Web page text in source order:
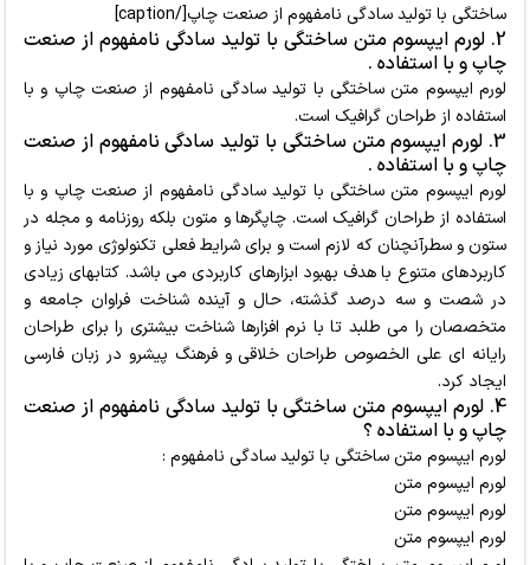
ساختگی با تولید سادگی نامفهوم از صنعت چاپ[/caption]
2. لورم ایپسوم متن ساختگی با تولید سادگی نامفهوم از صنعت
چاپ و با استفاده .
لورم ایپسوم متن ساختگی با تولید سادگی نامفهوم از صنعت چاپ و با
استفاده از طراحان گرافیک است.
3. لورم ایپسوم متن ساختگی با تولید سادگی نامفهوم از صنعت
چاپ و با استفاده .
لورم ایپسوم متن ساختگی با تولید سادگی نامفهوم از صنعت چاپ و با
استفاده از طراحان گرافیک است. چاپگرها و متون بلکه روزنامه و مجله در
ستون و سطرآنچنان که لازم است و برای شرایط فعلی تکنولوژی مورد نیاز و
کاربردهای متنوع با هدف بهبود ابزارهای کاربردی می باشد. کتابهای زیادی
در شصت و سه درصد گذشته، حال و آینده شناخت فراوان جامعه و
متخصصان را می طلبد تا با نرم افزارها شناخت بیشتری را برای طراحان
رایانه ای علی الخصوص طراحان خلاقی و فرهنگ پیشرو در زبان فارسی
ایجاد کرد.
4. لورم ایپسوم متن ساختگی با تولید سادگی نامفهوم از صنعت
چاپ و با استفاده ؟
لورم ایپسوم متن ساختگی با تولید سادگی نامفهوم :
لورم ایپسوم متن
لورم ایپسوم متن
لورم ایپسوم متن